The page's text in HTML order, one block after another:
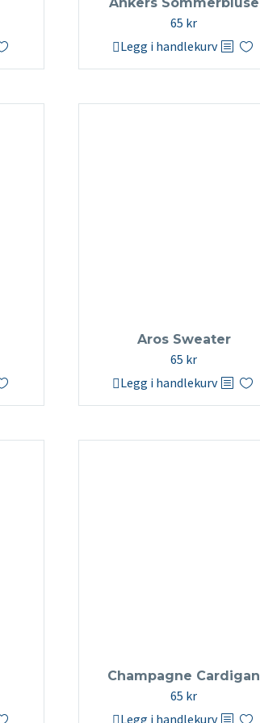
65 kr
Legg i handlekurv
Aros Sweater
65 kr
Legg i handlekurv
Champagne Cardigan
65 kr
Legg i handlekurv